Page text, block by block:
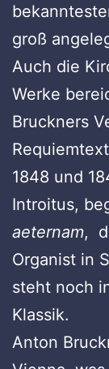
groß
Auch die
Werke
Bruckners
1848 und
Introitus,
aeternam,
Organist in
steht noch
Klassik.
Anton